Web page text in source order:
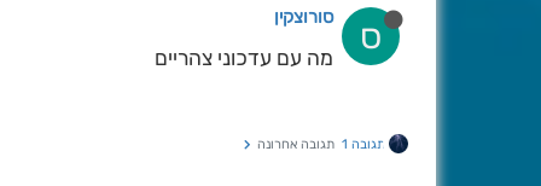
ס סורוצקין
מה עם עדכוני צהריים
תגובה 1 תגובה אחרונה